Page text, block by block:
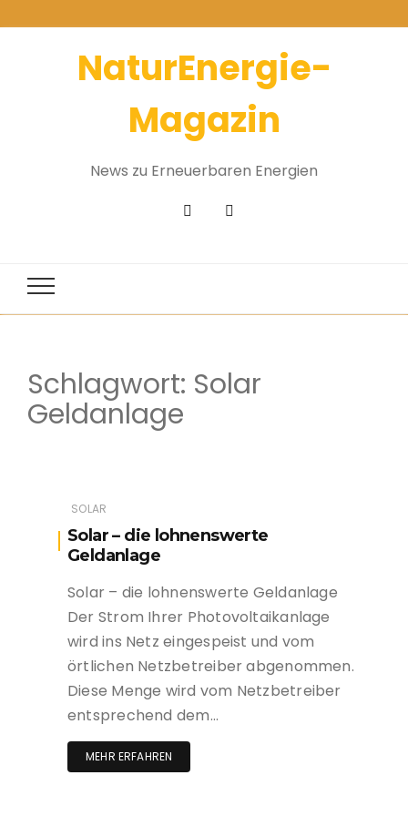
NaturEnergie-
Magazin
News zu Erneuerbaren Energien
Schlagwort: Solar
Geldanlage
SOLAR
Solar – die lohnenswerte
Geldanlage
Solar – die lohnenswerte Geldanlage
Der Strom Ihrer Photovoltaikanlage
wird ins Netz eingespeist und vom
örtlichen Netzbetreiber abgenommen.
Diese Menge wird vom Netzbetreiber
entsprechend dem…
MEHR ERFAHREN